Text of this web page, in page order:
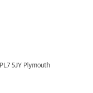
PL7 5JY Plymouth